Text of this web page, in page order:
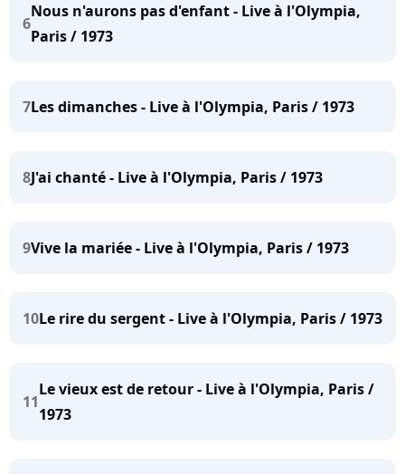
6
Nous n'aurons pas d'enfant - Live à l'Olympia,
Paris / 1973
7Les dimanches - Live à l'Olympia, Paris / 1973
8J'ai chanté - Live à l'Olympia, Paris / 1973
9Vive la mariée - Live à l'Olympia, Paris / 1973
10Le rire du sergent - Live à l'Olympia, Paris / 1973
11
Le vieux est de retour - Live à l'Olympia, Paris /
1973